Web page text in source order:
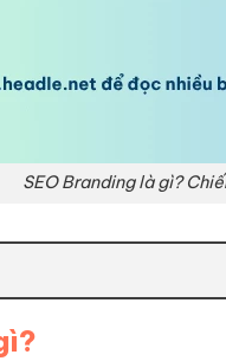
SEO Branding là gì?